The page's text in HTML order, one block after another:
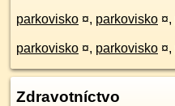
parkovisko ¤, parkovisko ¤,
parkovisko ¤, parkovisko ¤,
Zdravotníctvo